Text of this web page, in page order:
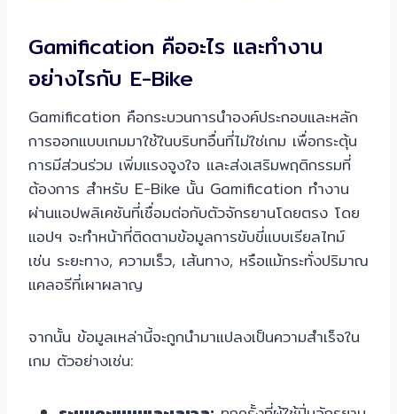
Gamification คืออะไร และทำงาน
อย่างไรกับ E-Bike
Gamification คือกระบวนการนำองค์ประกอบและหลัก
การออกแบบเกมมาใช้ในบริบทอื่นที่ไม่ใช่เกม เพื่อกระตุ้น
การมีส่วนร่วม เพิ่มแรงจูงใจ และส่งเสริมพฤติกรรมที่
ต้องการ สำหรับ E-Bike นั้น Gamification ทำงาน
ผ่านแอปพลิเคชันที่เชื่อมต่อกับตัวจักรยานโดยตรง โดย
แอปฯ จะทำหน้าที่ติดตามข้อมูลการขับขี่แบบเรียลไทม์
เช่น ระยะทาง, ความเร็ว, เส้นทาง, หรือแม้กระทั่งปริมาณ
แคลอรีที่เผาผลาญ
จากนั้น ข้อมูลเหล่านี้จะถูกนำมาแปลงเป็นความสำเร็จใน
เกม ตัวอย่างเช่น: